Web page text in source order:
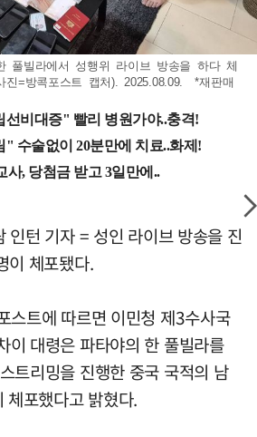
풀빌라에서 성행위 라이브 방송을 하다 체
=방콕포스트 캡처). 2025.08.09. *재판매
인턴 기자 = 성인 라이브 방송을 진
이 체포됐다.
스트에 따르면 이민청 제3수사국
이 대령은 파타야의 한 풀빌라를
트리밍을 진행한 중국 국적의 남
포했다고 밝혔다.